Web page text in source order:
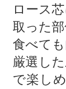
ロース
取った
食べて
厳選し
で楽し